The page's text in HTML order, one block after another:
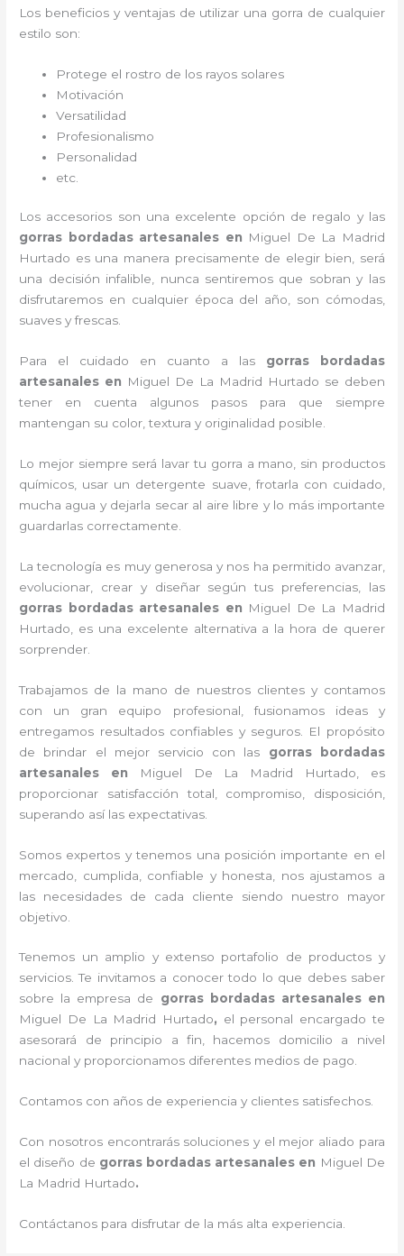
Los beneficios y ventajas de utilizar una gorra de cualquier
estilo son:
Protege el rostro de los rayos solares
Motivación
Versatilidad
Profesionalismo
Personalidad
etc.
Los accesorios son una excelente opción de regalo y las
gorras bordadas artesanales en Miguel De La Madrid
Hurtado es una manera precisamente de elegir bien, será
una decisión infalible, nunca sentiremos que sobran y las
disfrutaremos en cualquier época del año, son cómodas,
suaves y frescas.
Para el cuidado en cuanto a las gorras bordadas
artesanales en Miguel De La Madrid Hurtado se deben
tener en cuenta algunos pasos para que siempre
mantengan su color, textura y originalidad posible.
Lo mejor siempre será lavar tu gorra a mano, sin productos
químicos, usar un detergente suave, frotarla con cuidado,
mucha agua y dejarla secar al aire libre y lo más importante
guardarlas correctamente.
La tecnología es muy generosa y nos ha permitido avanzar,
evolucionar, crear y diseñar según tus preferencias, las
gorras bordadas artesanales en Miguel De La Madrid
Hurtado, es una excelente alternativa a la hora de querer
sorprender.
Trabajamos de la mano de nuestros clientes y contamos
con un gran equipo profesional, fusionamos ideas y
entregamos resultados confiables y seguros. El propósito
de brindar el mejor servicio con las gorras bordadas
artesanales en
Miguel De La Madrid Hurtado, es
proporcionar satisfacción total, compromiso, disposición,
superando así las expectativas.
Somos expertos y tenemos una posición importante en el
mercado, cumplida, confiable y honesta, nos ajustamos a
las necesidades de cada cliente siendo nuestro mayor
objetivo.
Tenemos un amplio y extenso portafolio de productos y
servicios. Te invitamos a conocer todo lo que debes saber
sobre la empresa de gorras bordadas artesanales en
Miguel De La Madrid Hurtado, el personal encargado te
asesorará de principio a fin, hacemos domicilio a nivel
nacional y proporcionamos diferentes medios de pago.
Contamos con años de experiencia y clientes satisfechos.
Con nosotros encontrarás soluciones y el mejor aliado para
el diseño de gorras bordadas artesanales en Miguel De
La Madrid Hurtado.
Contáctanos para disfrutar de la más alta experiencia.